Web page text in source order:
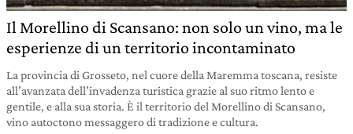
Il Morellino di Scansano: non solo un vino, ma le
esperienze di un territorio incontaminato
La provincia di Grosseto, nel cuore della Maremma toscana, resiste
all’avanzata dell’invadenza turistica grazie al suo ritmo lento e
gentile, e alla sua storia. È il territorio del Morellino di Scansano,
vino autoctono messaggero di tradizione e cultura.